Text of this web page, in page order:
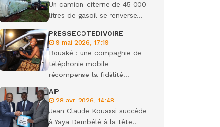
Un camion-citerne de 45 000
litres de gasoil se renverse...
PRESSECOTEDIVOIRE
9 mai 2026, 17:19
Bouaké : une compagnie de
téléphonie mobile
récompense la fidélité...
AIP
28 avr. 2026, 14:48
Jean Claude Kouassi succède
à Yaya Dembélé à la tête...